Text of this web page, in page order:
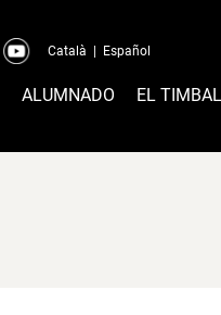
Català Español
ALUMNADO EL TIMBAL